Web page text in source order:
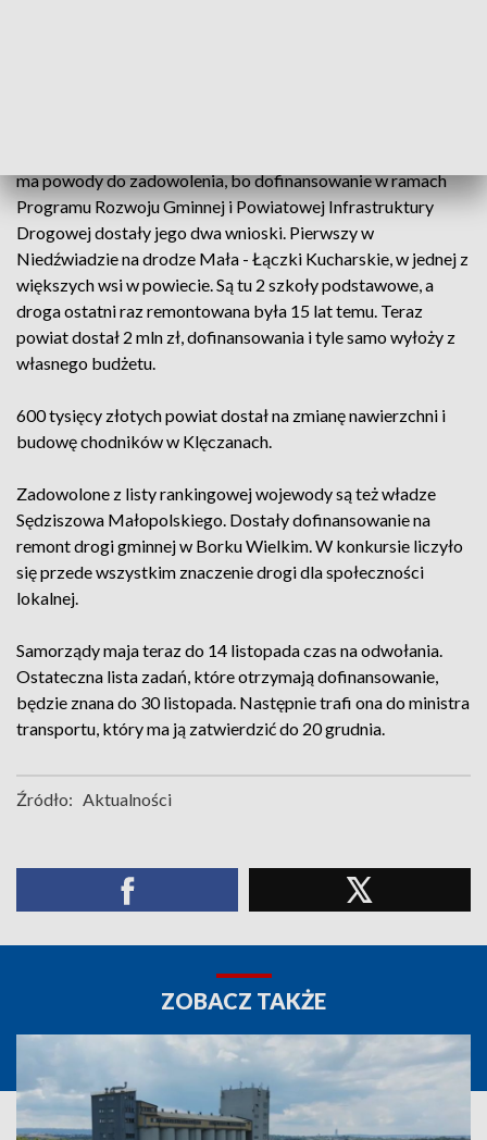
ma powody do zadowolenia, bo dofinansowanie w ramach
Programu Rozwoju Gminnej i Powiatowej Infrastruktury
Drogowej dostały jego dwa wnioski. Pierwszy w
Niedźwiadzie na drodze Mała - Łączki Kucharskie, w jednej z
większych wsi w powiecie. Są tu 2 szkoły podstawowe, a
droga ostatni raz remontowana była 15 lat temu. Teraz
powiat dostał 2 mln zł, dofinansowania i tyle samo wyłoży z
własnego budżetu.
600 tysięcy złotych powiat dostał na zmianę nawierzchni i
budowę chodników w Klęczanach.
Zadowolone z listy rankingowej wojewody są też władze
Sędziszowa Małopolskiego. Dostały dofinansowanie na
remont drogi gminnej w Borku Wielkim. W konkursie liczyło
się przede wszystkim znaczenie drogi dla społeczności
lokalnej.
Samorządy maja teraz do 14 listopada czas na odwołania.
Ostateczna lista zadań, które otrzymają dofinansowanie,
będzie znana do 30 listopada. Następnie trafi ona do ministra
transportu, który ma ją zatwierdzić do 20 grudnia.
Źródło: Aktualności
ZOBACZ TAKŻE